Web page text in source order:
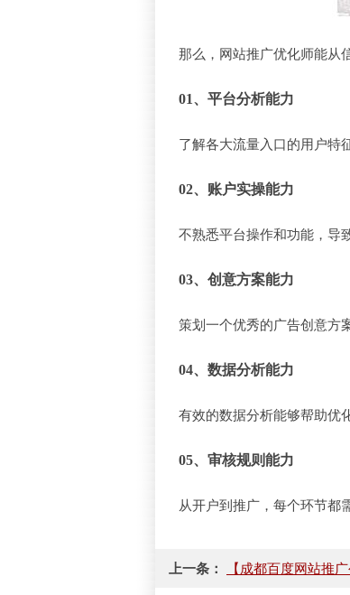
那么，网站推广优化师能从
01、平台分析能力
了解各大流量入口的用户特
02、账户实操能力
不熟悉平台操作和功能，导
03、创意方案能力
策划一个优秀的广告创意方
04、数据分析能力
有效的数据分析能够帮助优
05、审核规则能力
从开户到推广，每个环节都
上一条： 【成都百度网站推